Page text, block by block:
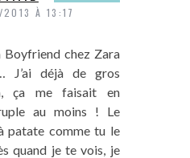
À 13:17
Boyfriend chez Zara
J’ai déjà de gros
ça me faisait en
au moins ! Le
patate comme tu le
quand je te vois, je